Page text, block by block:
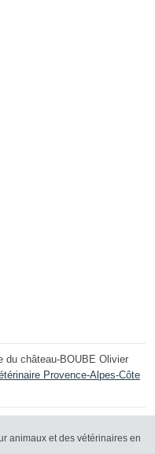
du château-BOUBE Olivier
Provence-Alpes-Côte
animaux et des vétérinaires en